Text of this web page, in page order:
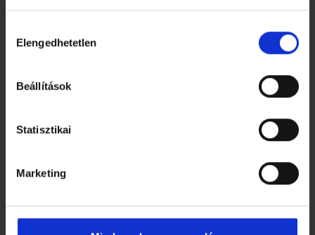
kiválasztása
Elengedhetetlen
Beállítások
Statisztikai
Marketing
Az Ease One egy puha és rendkívül kényelmes
prémium párna, amelyet azok számára terveztünk,
akik...